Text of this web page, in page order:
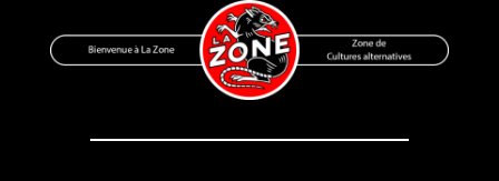
to
Bienvenue à La Zone
Zone de Cultures Alternatives